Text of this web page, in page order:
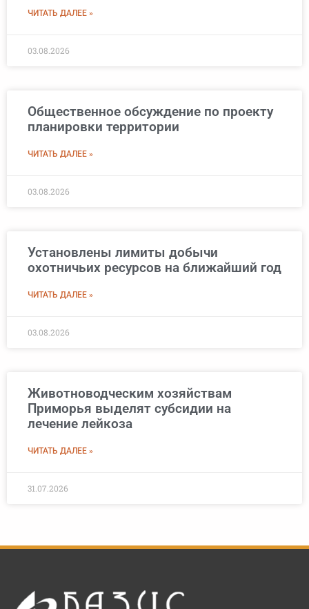
ЧИТАТЬ ДАЛЕЕ »
03.08.2026
Общественное обсуждение по проекту
планировки территории
ЧИТАТЬ ДАЛЕЕ »
03.08.2026
Установлены лимиты добычи
охотничьих ресурсов на ближайший год
ЧИТАТЬ ДАЛЕЕ »
03.08.2026
Животноводческим хозяйствам
Приморья выделят субсидии на
лечение лейкоза
ЧИТАТЬ ДАЛЕЕ »
31.07.2026